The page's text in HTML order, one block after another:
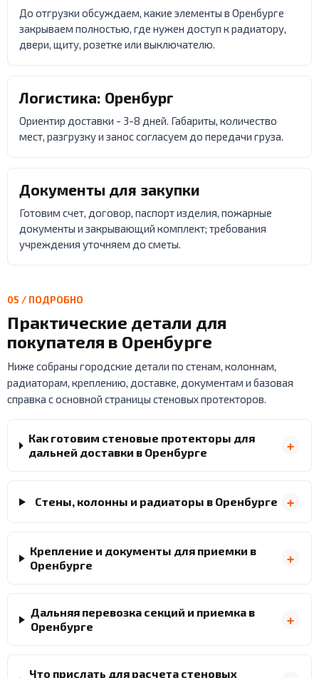
До отгрузки обсуждаем, какие элементы в Оренбурге
закрываем полностью, где нужен доступ к радиатору,
двери, щиту, розетке или выключателю.
Логистика: Оренбург
Ориентир доставки - 3-8 дней. Габариты, количество
мест, разгрузку и занос согласуем до передачи груза.
Документы для закупки
Готовим счет, договор, паспорт изделия, пожарные
документы и закрывающий комплект; требования
учреждения уточняем до сметы.
05 / ПОДРОБНО
Практические детали для
покупателя в Оренбурге
Ниже собраны городские детали по стенам, колоннам,
радиаторам, креплению, доставке, документам и базовая
справка с основной страницы стеновых протекторов.
Как готовим стеновые протекторы для
дальней доставки в Оренбурге
Стены, колонны и радиаторы в Оренбурге
Крепление и документы для приемки в
Оренбурге
Дальняя перевозка секций и приемка в
Оренбурге
Что прислать для расчета стеновых